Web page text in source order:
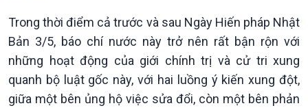
Trong thời điểm cả trước và sau Ngày Hiến pháp Nhật
Bản 3/5, báo chí nước này trở nên rất bận rộn với
những hoạt động của giới chính trị và cử tri xung
quanh bộ luật gốc này, với hai luồng ý kiến xung đột,
giữa một bên ủng hộ việc sửa đổi, còn một bên phản